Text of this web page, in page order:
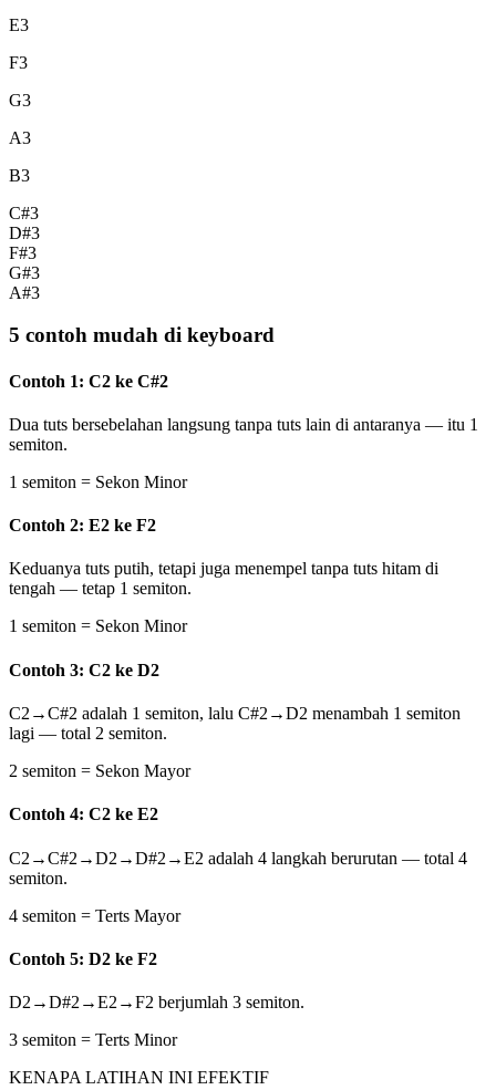
E3
F3
G3
A3
B3
C#3
D#3
F#3
G#3
A#3
5 contoh mudah di keyboard
Contoh 1: C2 ke C#2
Dua tuts bersebelahan langsung tanpa tuts lain di antaranya — itu 1
semiton.
1 semiton = Sekon Minor
Contoh 2: E2 ke F2
Keduanya tuts putih, tetapi juga menempel tanpa tuts hitam di
tengah — tetap 1 semiton.
1 semiton = Sekon Minor
Contoh 3: C2 ke D2
C2→C#2 adalah 1 semiton, lalu C#2→D2 menambah 1 semiton
lagi — total 2 semiton.
2 semiton = Sekon Mayor
Contoh 4: C2 ke E2
C2→C#2→D2→D#2→E2 adalah 4 langkah berurutan — total 4
semiton.
4 semiton = Terts Mayor
Contoh 5: D2 ke F2
D2→D#2→E2→F2 berjumlah 3 semiton.
3 semiton = Terts Minor
KENAPA LATIHAN INI EFEKTIF